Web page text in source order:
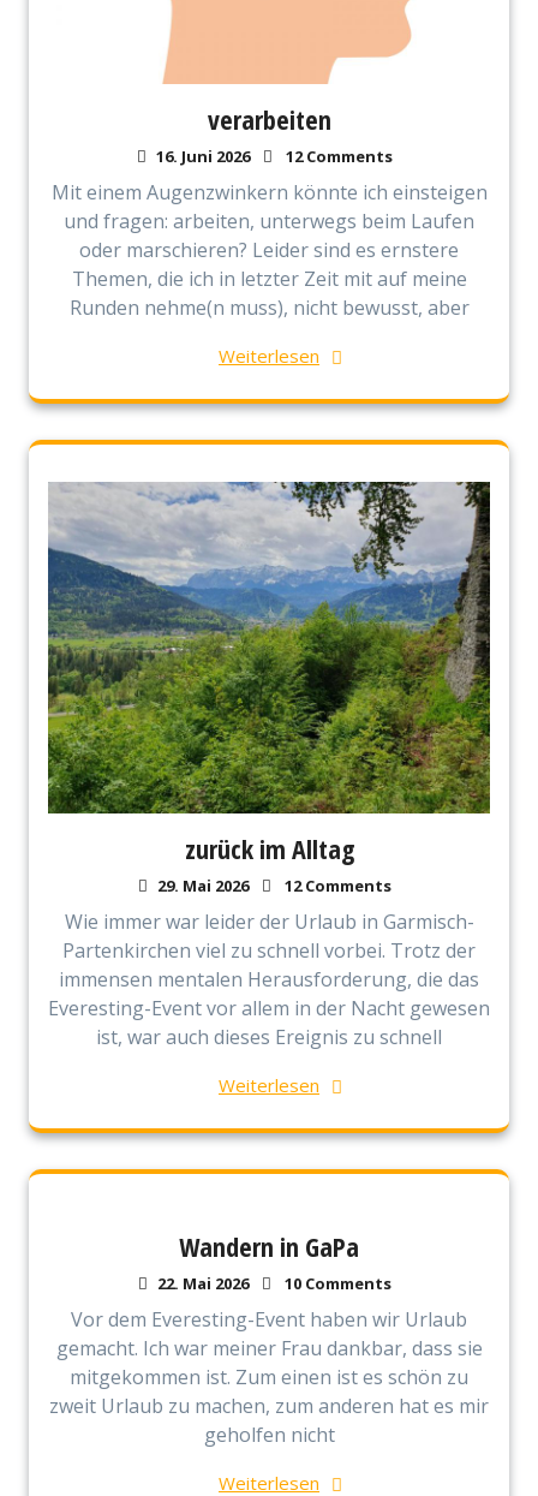
verarbeiten
16. Juni 2026 12 Comments
Mit einem Augenzwinkern könnte ich einsteigen
und fragen: arbeiten, unterwegs beim Laufen
oder marschieren? Leider sind es ernstere
Themen, die ich in letzter Zeit mit auf meine
Runden nehme(n muss), nicht bewusst, aber
Weiterlesen
zurück im Alltag
29. Mai 2026 12 Comments
Wie immer war leider der Urlaub in Garmisch-
Partenkirchen viel zu schnell vorbei. Trotz der
immensen mentalen Herausforderung, die das
Everesting-Event vor allem in der Nacht gewesen
ist, war auch dieses Ereignis zu schnell
Weiterlesen
Wandern in GaPa
22. Mai 2026 10 Comments
Vor dem Everesting-Event haben wir Urlaub
gemacht. Ich war meiner Frau dankbar, dass sie
mitgekommen ist. Zum einen ist es schön zu
zweit Urlaub zu machen, zum anderen hat es mir
geholfen nicht
Weiterlesen